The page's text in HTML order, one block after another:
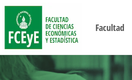
Facultad